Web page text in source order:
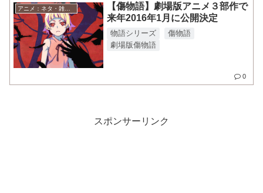
アニメ：ネタ・雑談・ニュース
【傷物語】劇場版アニメ３部作で
来年2016年1月に公開決定
物語シリーズ
傷物語
劇場版傷物語
0
スポンサーリンク